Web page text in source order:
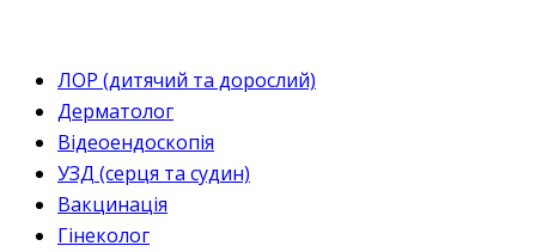
ЛОР (дитячий та дорослий)
Дерматолог
Відеоендоскопія
УЗД (серця та судин)
Вакцинація
Гінеколог